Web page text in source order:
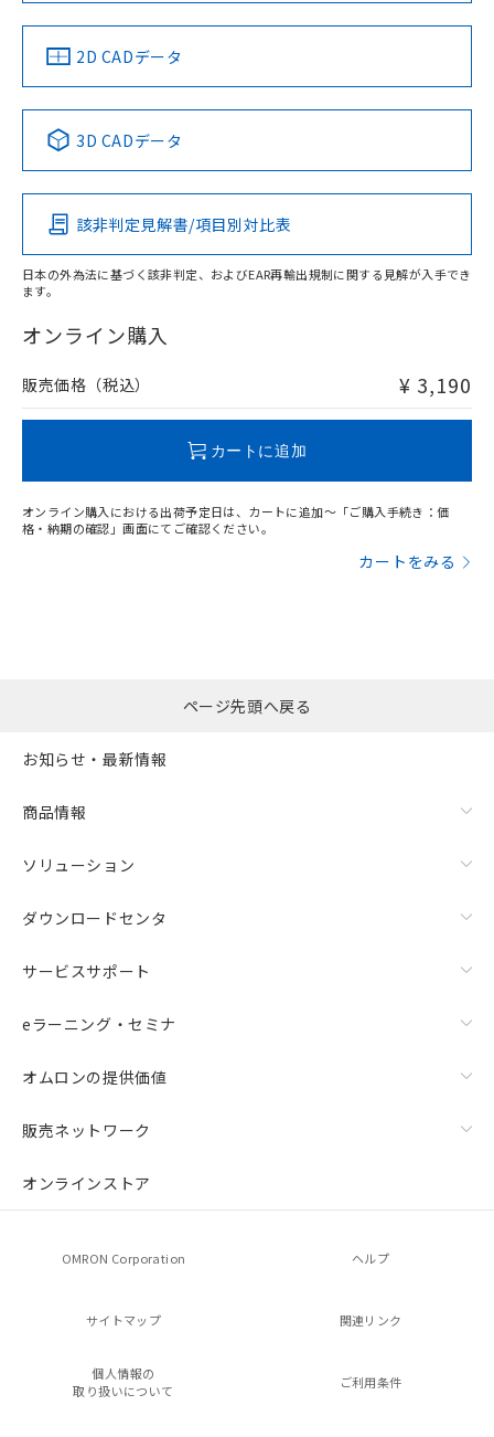
中国 RoHS 注意事項・凡例
Pb Hg Cd Cr(VI)
O
在庫等で未対応品が混在する可能性があります。
問い合わせください。
2D CADデータ
3D CADデータ
該非判定見解書/項目別対比表
日本の外為法に基づく該非判定、およびEAR再輸出規制に関する見解が入手でき
ます。
オンライン購入
販売価格（税込） ¥ 3,190
カートに追加
オンライン購入における出荷予定日は、カートに追加～「ご購入手続き：価
格・納期の確認」画面にてご確認ください。
カートをみる
ページ先頭へ戻る
お知らせ・最新情報
商品情報
ソリューション
ダウンロードセンタ
サービスサポート
eラーニング・セミナ
オムロンの提供価値
販売ネットワーク
オンラインストア
OMRON Corporation ヘルプ
サイトマップ 関連リンク
個人情報の
取り扱いについて
ご利用条件